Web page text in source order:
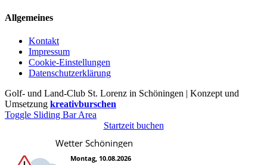
Allgemeines
Kontakt
Impressum
Cookie-Einstellungen
Datenschutzerklärung
Golf- und Land-Club St. Lorenz in Schöningen | Konzept und
Umsetzung kreativburschen
Toggle Sliding Bar Area
Startzeit buchen
Wetter Schöningen
Montag, 10.08.2026